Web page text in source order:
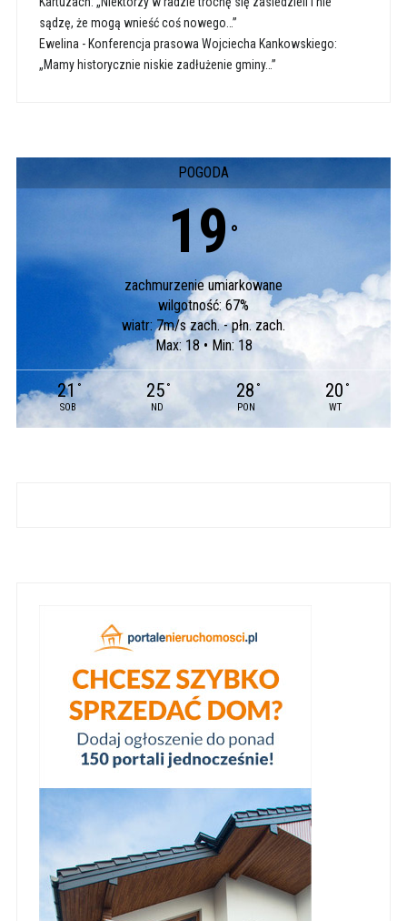
sądzę, że mogą wnieść coś nowego…”
Ewelina - Konferencja prasowa Wojciecha Kankowskiego:
„Mamy historycznie niskie zadłużenie gminy…”
POGODA
19 °
zachmurzenie umiarkowane
wilgotność: 67%
wiatr: 7m/s zach. - płn. zach.
Max: 18 • Min: 18
21 °
SOB
25 °
ND
28 °
PON
20 °
WT